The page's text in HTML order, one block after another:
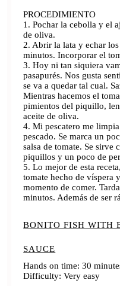
PROCEDIMIENTO
1. Pochar la cebolla y el
de oliva.
2. Abrir la lata y echar
minutos. Incorporar el
3. Hoy ni tan siquiera
pasapurés. Nos gusta
se va a quedar tal cual.
Mientras hacemos el
pimientos del piquillo,
aceite de oliva.
4. Mi pescatero me
pescado. Se marca un
salsa de tomate. Se sirve
piquillos y un poco de
5. Lo mejor de esta
tomate hecho de víspera
momento de comer.
minutos. Además de ser
BONITO FISH WITH
SAUCE
Hands on time: 30
Difficulty: Very easy